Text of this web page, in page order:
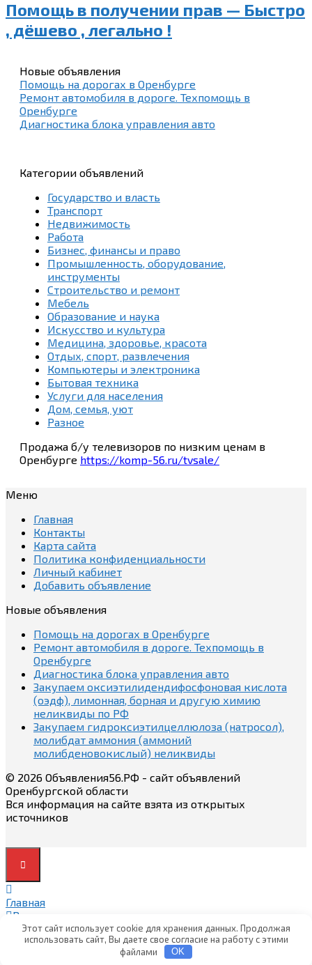
Помощь в получении прав — Быстро
, дёшево , легально !
Новые объявления
Помощь на дорогах в Оренбурге
Ремонт автомобиля в дороге. Техпомощь в
Оренбурге
Диагностика блока управления авто
Категории объявлений
Государство и власть
Транспорт
Недвижимость
Работа
Бизнес, финансы и право
Промышленность, оборудование,
инструменты
Строительство и ремонт
Мебель
Образование и наука
Искусство и культура
Медицина, здоровье, красота
Отдых, спорт, развлечения
Компьютеры и электроника
Бытовая техника
Услуги для населения
Дом, семья, уют
Разное
Продажа б/у телевизоров по низким ценам в
Оренбурге https://komp-56.ru/tvsale/
Меню
Главная
Контакты
Карта сайта
Политика конфиденциальности
Личный кабинет
Добавить объявление
Новые объявления
Помощь на дорогах в Оренбурге
Ремонт автомобиля в дороге. Техпомощь в
Оренбурге
Диагностика блока управления авто
Закупаем оксиэтилидендифосфоновая кислота
(оэдф), лимонная, борная и другую химию
неликвиды по РФ
Закупаем гидроксиэтилцеллюлоза (натросол),
молибдат аммония (аммоний
молибденовокислый) неликвиды
© 2026 Объявления56.РФ - сайт объявлений
Оренбургской области
Вся информация на сайте взята из открытых
источников
Главная
Вход
Вход
Регистрация
Этот сайт использует cookie для хранения данных. Продолжая
использовать сайт, Вы даете свое согласие на работу с этими
файлами
OK